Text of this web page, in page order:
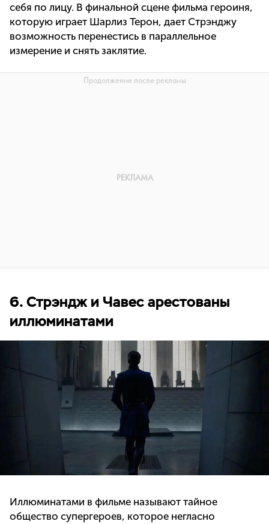
себя по лицу. В финальной сцене фильма героиня,
которую играет Шарлиз Терон, дает Стрэнджу
возможность перенестись в параллельное
измерение и снять заклятие.
6. Стрэндж и Чавес арестованы
иллюминатами
Иллюминатами в фильме называют тайное
общество супергероев, которое негласно